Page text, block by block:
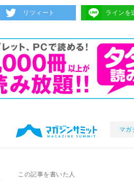
リツィート ラインを
マガ
この記事を書いた人